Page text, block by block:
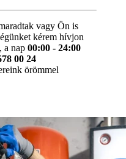
vagy Ön is
kérem hívjon
a nap 00:00 - 24:00
00 24
örömmel